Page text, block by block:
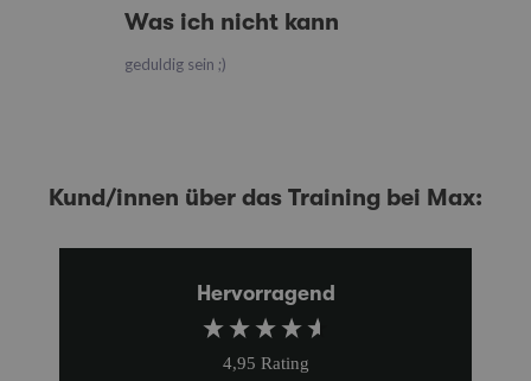
Was ich nicht kann
geduldig sein ;)
Kund/innen über das Training bei Max:
Hervorragend
4,95 Rating